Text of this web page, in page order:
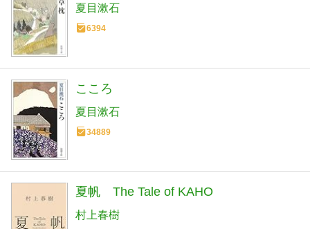
夏目漱石
6394
こころ
夏目漱石
34889
夏帆 The Tale of KAHO
村上春樹